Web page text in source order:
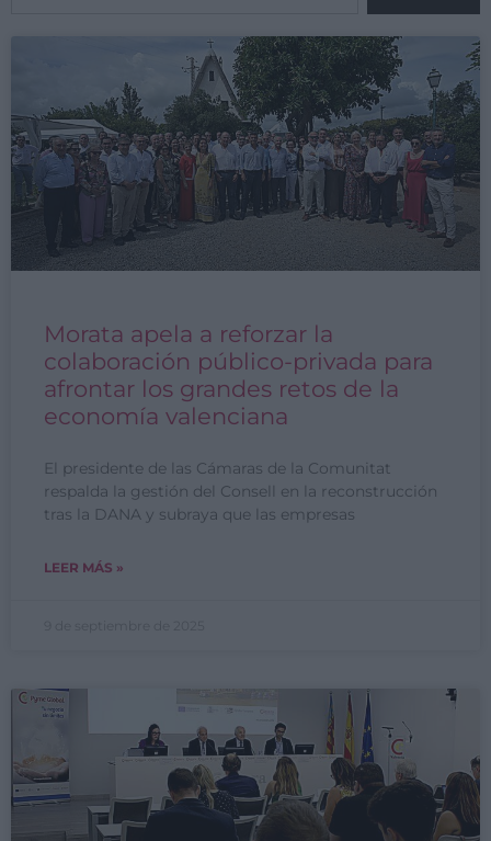
Morata apela a reforzar la
colaboración público-privada para
afrontar los grandes retos de la
economía valenciana
El presidente de las Cámaras de la Comunitat
respalda la gestión del Consell en la reconstrucción
tras la DANA y subraya que las empresas
LEER MÁS »